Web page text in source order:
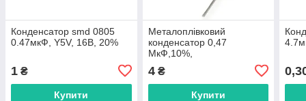
Конденсатор smd 0805
0.47мкФ, Y5V, 16В, 20%
1 ₴
Купити
Металоплівковий
конденсатор 0,47
МкФ,10%,
4₴
Купити